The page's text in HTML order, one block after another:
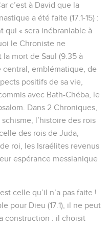
c’est à David que la
a été faite (17.1-15) :
qui « sera inébranlable à
le Chroniste ne
mort de Saül (9.35 à
central, emblématique, de
positifs de sa vie,
avec Bath-Chéba, le
Dans 2 Chroniques,
l’histoire des rois
des rois de Juda,
roi, les Israélites revenus
espérance messianique
celle qu’il n’a pas faite !
pour Dieu (17.1), il ne peut
construction : il choisit